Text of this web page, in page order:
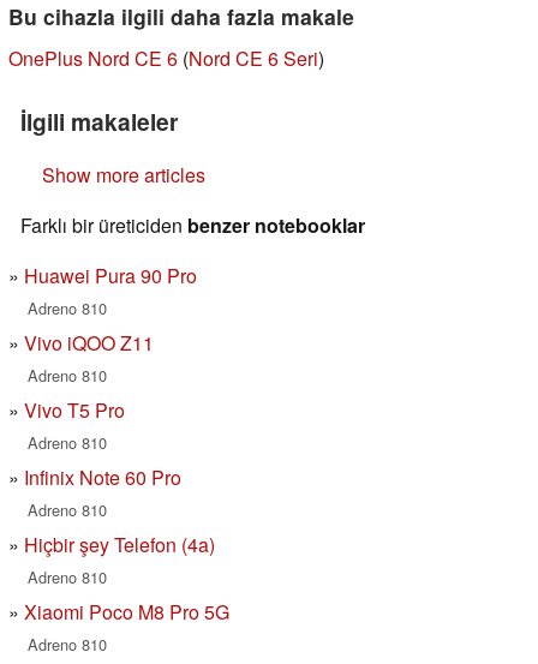
Bu cihazla ilgili daha fazla makale
OnePlus Nord CE 6 (Nord CE 6 Seri)
İlgili makaleler
Show more articles
Farklı bir üreticiden benzer notebooklar
Huawei Pura 90 Pro
Adreno 810
Vivo iQOO Z11
Adreno 810
Vivo T5 Pro
Adreno 810
Infinix Note 60 Pro
Adreno 810
Hiçbir şey Telefon (4a)
Adreno 810
Xiaomi Poco M8 Pro 5G
Adreno 810